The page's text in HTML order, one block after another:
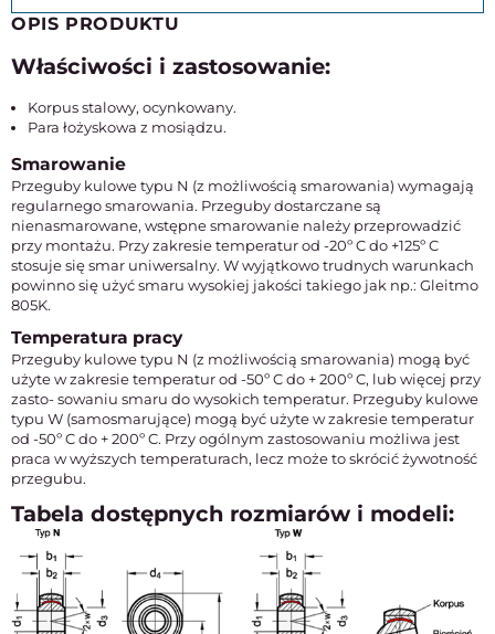
OPIS PRODUKTU
Właściwości i zastosowanie:
Korpus stalowy, ocynkowany.
Para łożyskowa z mosiądzu.
Smarowanie
Przeguby kulowe typu N (z możliwością smarowania) wymagają
regularnego smarowania. Przeguby dostarczane są
nienasmarowane, wstępne smarowanie należy przeprowadzić
przy montażu. Przy zakresie temperatur od -20º C do +125º C
stosuje się smar uniwersalny. W wyjątkowo trudnych warunkach
powinno się użyć smaru wysokiej jakości takiego jak np.: Gleitmo
805K.
Temperatura pracy
Przeguby kulowe typu N (z możliwością smarowania) mogą być
użyte w zakresie temperatur od -50º C do + 200º C, lub więcej przy
zasto- sowaniu smaru do wysokich temperatur. Przeguby kulowe
typu W (samosmarujące) mogą być użyte w zakresie temperatur
od -50º C do + 200º C. Przy ogólnym zastosowaniu możliwa jest
praca w wyższych temperaturach, lecz może to skrócić żywotność
przegubu.
Tabela dostępnych rozmiarów i modeli: